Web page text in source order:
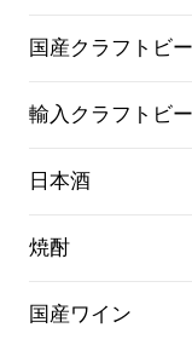
国産クラフトビ
輸入クラフトビ
日本酒
焼酎
国産ワイン